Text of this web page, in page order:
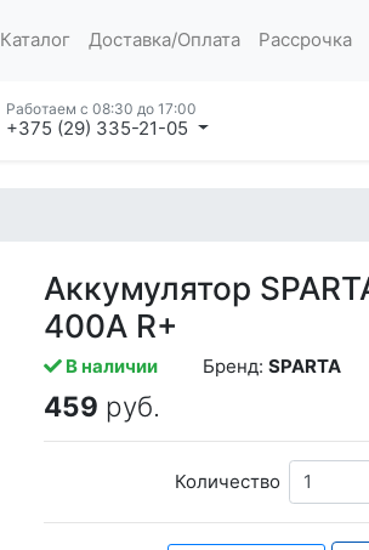
Каталог Доставка/Оплата Рассрочка
Работаем с 08:30 до 17:00
+375 (29) 335-21-05
Аккумулятор
400A R+
В наличии Бренд:SPARTA
459 руб.
Количество